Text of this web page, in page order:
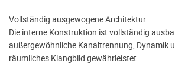
Vollständig ausgewogene Architektur
Die interne Konstruktion ist vollständig
außergewöhnliche Kanaltrennung, Dynamik
räumliches Klangbild gewährleistet.